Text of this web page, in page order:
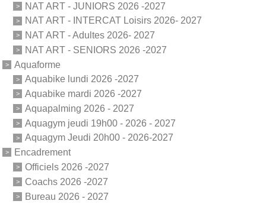
NAT ART - JUNIORS 2026 -2027
NAT ART - INTERCAT Loisirs 2026- 2027
NAT ART - Adultes 2026- 2027
NAT ART - SENIORS 2026 -2027
Aquaforme
Aquabike lundi 2026 -2027
Aquabike mardi 2026 -2027
Aquapalming 2026 - 2027
Aquagym jeudi 19h00 - 2026 - 2027
Aquagym Jeudi 20h00 - 2026-2027
Encadrement
Officiels 2026 -2027
Coachs 2026 -2027
Bureau 2026 - 2027